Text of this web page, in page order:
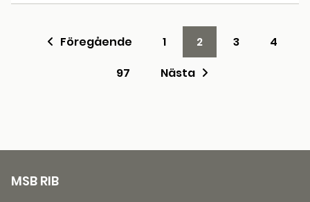
Föregående 1 2 3
4
97
Nästa
MSB RIB